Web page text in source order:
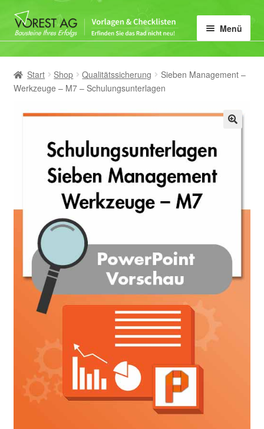
Zur
Navigation
Zum
Inhalt
Menü
Home
Vorlagen-Kategorie
Mein Konto
Start Shop Qualitätssicherung
Sieben Management –
Werkzeuge – M7 – Schulungsunterlagen